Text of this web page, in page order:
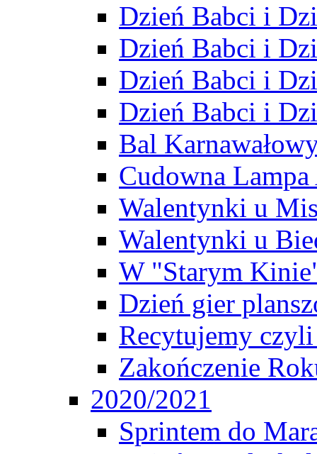
Dzień Babci i
Dzień Babci i
Dzień Babci i
Dzień Babci i
Bal
Cudowna
Walentynki u
Walentynki u
W "Starym
Dzień gier
Recytujemy czyli
Zakończenie
2020/2021
Sprintem do